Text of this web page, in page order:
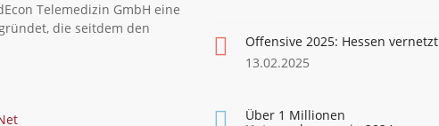
Telemedizin GmbH eine
die seitdem den
Offensive 2025: Hessen vernetzt
13.02.2025
Über 1 Millionen